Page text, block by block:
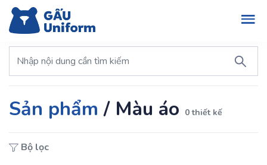
Sản phẩm / Màu áo 0 thiết kế
Bộ lọc